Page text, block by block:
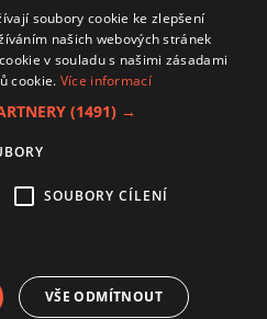
svůj souhlas spodmínkami
CZECH
soubory cookie ke zlepšení
našich webových stránek
v souladu s našimi zásadami
cookie. Více informací
(1491) →
SOUBORY CÍLENÍ
VŠE ODMÍTNOUT